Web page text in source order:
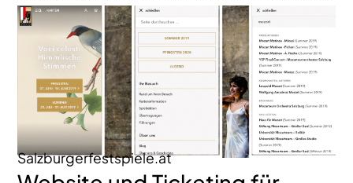
Salzburgerfestspiele.at